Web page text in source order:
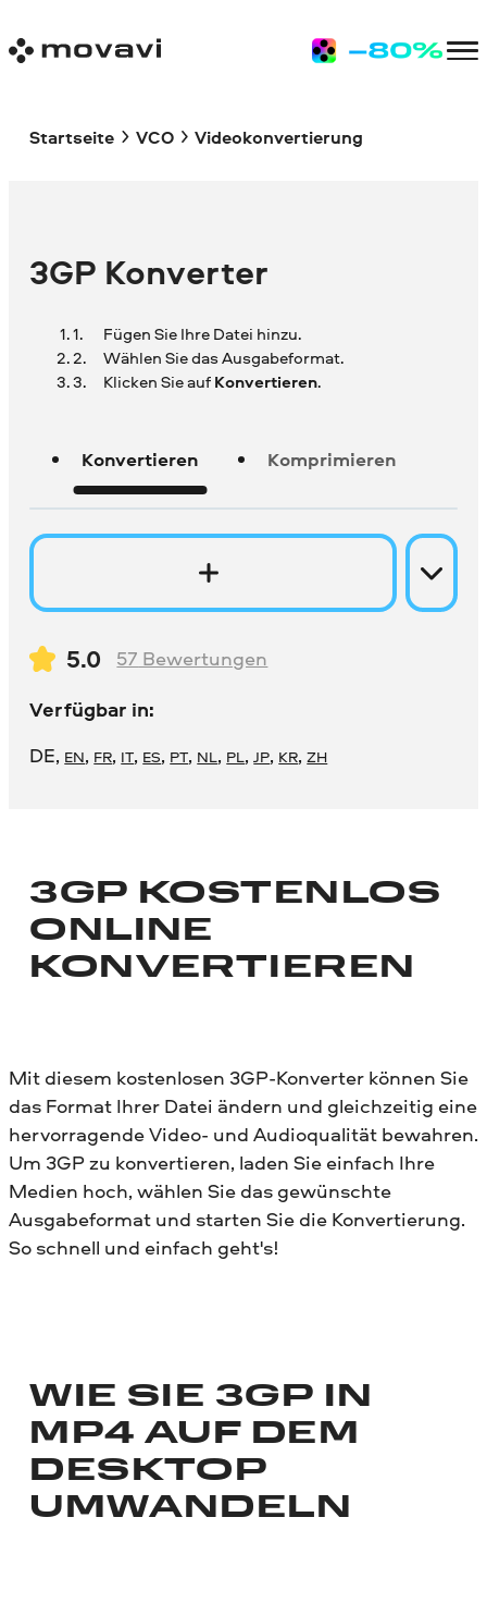
Startseite VCO Videokonvertierung
3GP Konverter
Fügen Sie Ihre Datei hinzu.
Wählen Sie das Ausgabeformat.
Klicken Sie aufKonvertieren.
Konvertieren Komprimieren
5.0 57 Bewertungen
Verfügbar in:
DE, EN, FR, IT, ES, PT, NL, PL,JP, KR,ZH
3GP KOSTENLOS
ONLINE
KONVERTIEREN
Mit diesem kostenlosen 3GP-Konverter können Sie
das Format Ihrer Datei ändern und gleichzeitig eine
hervorragende Video- und Audioqualität bewahren.
Um 3GP zu konvertieren, laden Sie einfach Ihre
Medien hoch, wählen Sie das gewünschte
Ausgabeformat und starten Sie die Konvertierung.
So schnell und einfach geht's!
WIE SIE 3GP IN
MP4 AUF DEM
DESKTOP
UMWANDELN